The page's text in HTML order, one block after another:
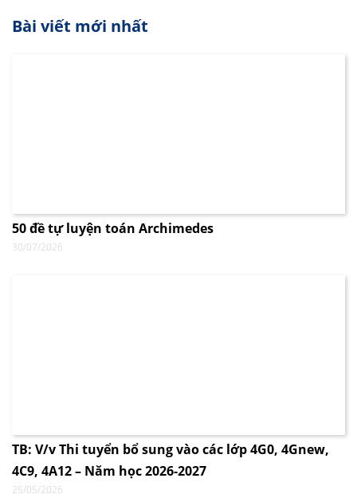
Bài viết mới nhất
50 đề tự luyện toán Archimedes
30/07/2026
TB: V/v Thi tuyển bổ sung vào các lớp 4G0, 4Gnew,
4C9, 4A12 – Năm học 2026-2027
25/05/2026